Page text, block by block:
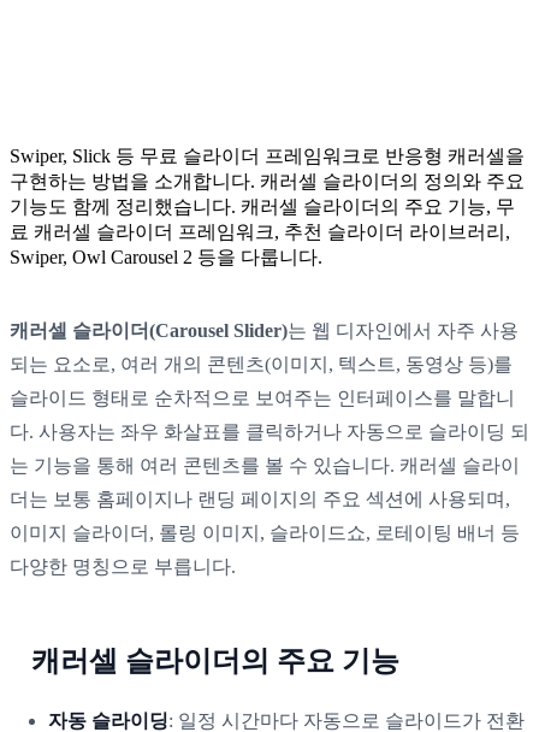
Swiper, Slick 등 무료 슬라이더 프레임워크로 반응형 캐러셀을
구현하는 방법을 소개합니다. 캐러셀 슬라이더의 정의와 주요
기능도 함께 정리했습니다. 캐러셀 슬라이더의 주요 기능, 무
료 캐러셀 슬라이더 프레임워크, 추천 슬라이더 라이브러리,
Swiper, Owl Carousel 2 등을 다룹니다.
캐러셀 슬라이더(Carousel Slider)는 웹 디자인에서 자주 사용
되는 요소로, 여러 개의 콘텐츠(이미지, 텍스트, 동영상 등)를
슬라이드 형태로 순차적으로 보여주는 인터페이스를 말합니
다. 사용자는 좌우 화살표를 클릭하거나 자동으로 슬라이딩 되
는 기능을 통해 여러 콘텐츠를 볼 수 있습니다. 캐러셀 슬라이
더는 보통 홈페이지나 랜딩 페이지의 주요 섹션에 사용되며,
이미지 슬라이더, 롤링 이미지, 슬라이드쇼, 로테이팅 배너 등
다양한 명칭으로 부릅니다.
캐러셀 슬라이더의 주요 기능
자동 슬라이딩: 일정 시간마다 자동으로 슬라이드가 전환